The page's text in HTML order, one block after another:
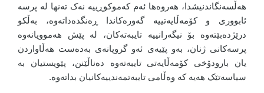
هەڵسەنگاندنیشدا، هەروەها ئەم کەموکوڕییە نەک تەنها لە پرسە
ئابووری و کۆمەڵایەتییە گەورەکاندا ڕەنگدەداتەوە، بەڵکو
درێژدەبێتەوە بۆ نیگەرانییە تایبەتەکان، لە پێش هەموویانەوە
پرسەکانی ژنان، بەو پێیەی ئەو گروپانەی بەدەست هەڵاواردن
یان بارودۆخی کۆمەڵایەتی تایبەتەوە دەناڵێنن، پێویستیان بە
سیاسەتێک هەیە کە وەڵامی تایبەتمەندییەکانیان بداتەوە.